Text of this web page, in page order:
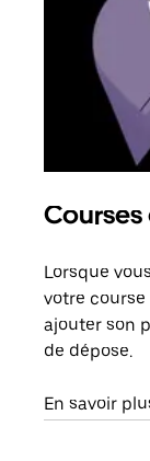
Lorsque
votre
ajouter son
de dépose.
En savoir